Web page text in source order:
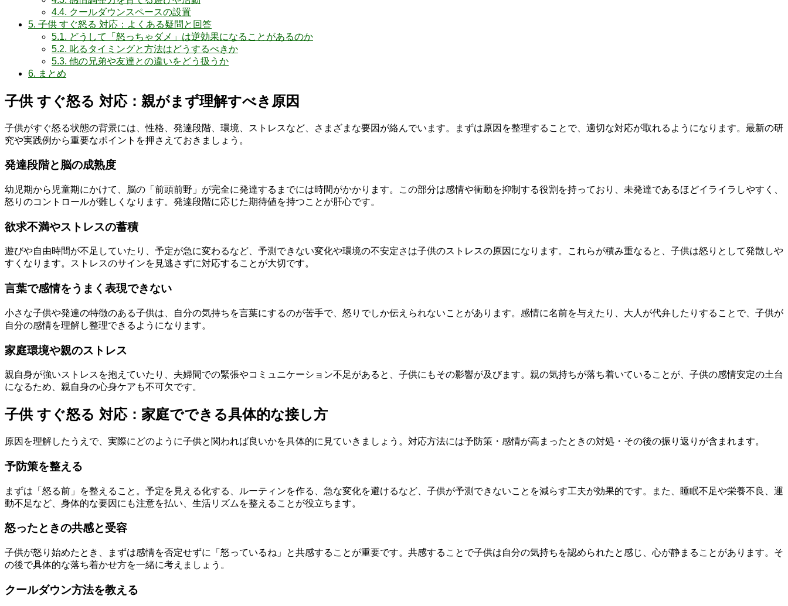
4.4. クールダウンスペースの設置
5. 子供 すぐ怒る 対応：よくある疑問と回答
5.1. どうして「怒っちゃダメ」は逆効果になることがあるのか
5.2. 叱るタイミングと方法はどうするべきか
5.3. 他の兄弟や友達との違いをどう扱うか
6. まとめ
子供 すぐ怒る 対応：親がまず理解すべき原因
子供がすぐ怒る状態の背景には、性格、発達段階、環境、ストレスなど、さまざまな要因が絡んでいます。まずは原因を整理することで、適切な対応が取れるようになります。最新の研
究や実践例から重要なポイントを押さえておきましょう。
発達段階と脳の成熟度
幼児期から児童期にかけて、脳の「前頭前野」が完全に発達するまでには時間がかかります。この部分は感情や衝動を抑制する役割を持っており、未発達であるほどイライラしやすく、
怒りのコントロールが難しくなります。発達段階に応じた期待値を持つことが肝心です。
欲求不満やストレスの蓄積
遊びや自由時間が不足していたり、予定が急に変わるなど、予測できない変化や環境の不安定さは子供のストレスの原因になります。これらが積み重なると、子供は怒りとして発散しや
すくなります。ストレスのサインを見逃さずに対応することが大切です。
言葉で感情をうまく表現できない
小さな子供や発達の特徴のある子供は、自分の気持ちを言葉にするのが苦手で、怒りでしか伝えられないことがあります。感情に名前を与えたり、大人が代弁したりすることで、子供が
自分の感情を理解し整理できるようになります。
家庭環境や親のストレス
親自身が強いストレスを抱えていたり、夫婦間での緊張やコミュニケーション不足があると、子供にもその影響が及びます。親の気持ちが落ち着いていることが、子供の感情安定の土台
になるため、親自身の心身ケアも不可欠です。
子供 すぐ怒る 対応：家庭でできる具体的な接し方
原因を理解したうえで、実際にどのように子供と関われば良いかを具体的に見ていきましょう。対応方法には予防策・感情が高まったときの対処・その後の振り返りが含まれます。
予防策を整える
まずは「怒る前」を整えること。予定を見える化する、ルーティンを作る、急な変化を避けるなど、子供が予測できないことを減らす工夫が効果的です。また、睡眠不足や栄養不良、運
動不足など、身体的な要因にも注意を払い、生活リズムを整えることが役立ちます。
怒ったときの共感と受容
子供が怒り始めたとき、まずは感情を否定せずに「怒っているね」と共感することが重要です。共感することで子供は自分の気持ちを認められたと感じ、心が静まることがあります。そ
の後で具体的な落ち着かせ方を一緒に考えましょう。
クールダウン方法を教える